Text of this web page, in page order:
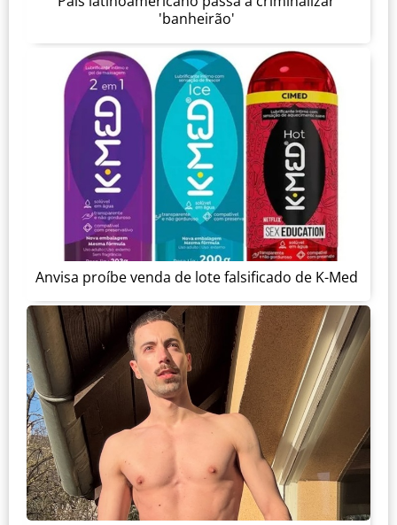
'banheirão'
Anvisa proíbe venda de lote falsificado de K-Med